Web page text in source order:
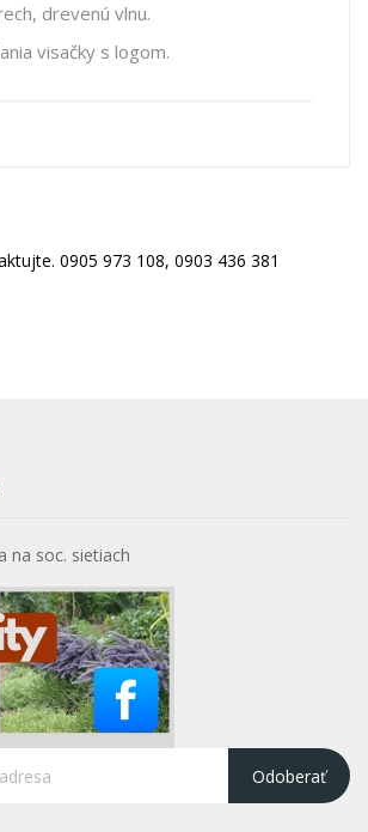
drevenú vlnu.
visačky s logom.
0905 973 108, 0903 436 381
na soc. sietiach
Odoberať